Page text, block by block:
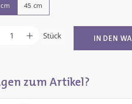
45 cm
Anzahl: Gib den
Stück IN DEN
zum Artikel?